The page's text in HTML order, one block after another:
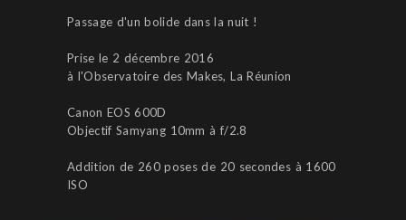
Passage d'un bolide dans la nuit !
Prise le 2 décembre 2016
à l'Observatoire des Makes, La Réunion
Canon EOS 600D
Objectif Samyang 10mm à f/2.8
Addition de 260 poses de 20 secondes à 1600
ISO